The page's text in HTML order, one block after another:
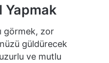
Yapmak
görmek, zor
güldürecek
ve mutlu